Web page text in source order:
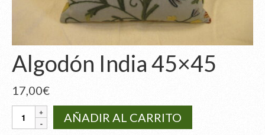
Algodón India 45×45
17,00€
Algodón
India
AÑADIR AL CARRITO